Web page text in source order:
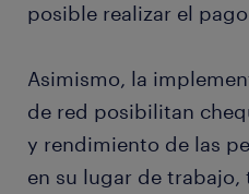
posible realizar el pago
Asimismo, la
de red posibilitan
y rendimiento de las
en su lugar de trabajo,